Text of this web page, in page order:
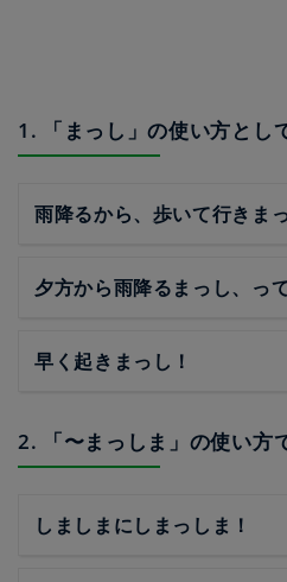
1. 「まっし」の使い方とし
雨降るから、歩いて行きまっ
夕方から雨降るまっし、っ
早く起きまっし！
2. 「〜まっしま」の使い方
しましまにしまっしま！